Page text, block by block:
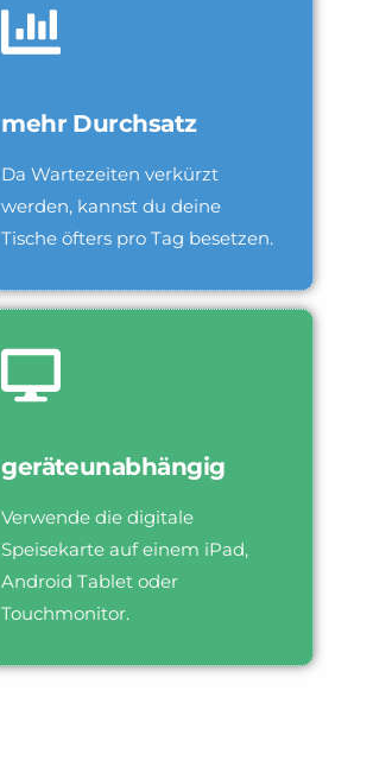
mehr Durchsatz
Da Wartezeiten verkürzt
werden, kannst du deine
Tische öfters pro Tag besetzen.
geräteunabhängig
Verwende die digitale
Speisekarte auf einem iPad,
Android Tablet oder
Touchmonitor.